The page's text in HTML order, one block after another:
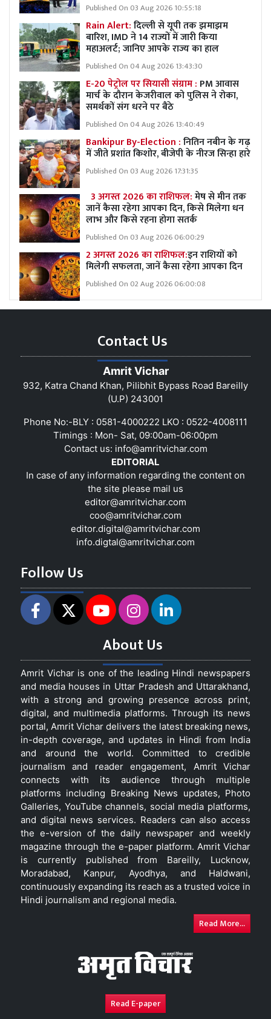
Published On 03 Aug 2026 10:55:18
Rain Alert:दिल्ली से यूपी तक झमाझम
बारिश, IMD ने 14 राज्यों में जारी किया
महाअलर्ट; जानिए आपके राज्य का हाल
Published On 04 Aug 2026 13:43:30
E-20 पेट्रोल पर सियासी संग्राम : PM आवास
मार्च के दौरान केजरीवाल को पुलिस ने रोका,
समर्थकों संग धरने पर बैठे
Published On 04 Aug 2026 13:40:49
Bankipur By-Election :नितिन नबीन के गढ़
में जीते प्रशांत किशोर, बीजेपी के नीरज सिन्हा हारे
Published On 03 Aug 2026 17:31:35
3 अगस्त 2026 का राशिफल:मेष से मीन तक
जानें कैसा रहेगा आपका दिन, किसे मिलेगा धन
लाभ और किसे रहना होगा सतर्क
Published On 03 Aug 2026 06:00:29
2 अगस्त 2026 का राशिफल:इन राशियों को
मिलेगी सफलता, जानें कैसा रहेगा आपका दिन
Published On 02 Aug 2026 06:00:08
Contact Us
Amrit Vichar
932, Katra Chand Khan, Pilibhit Bypass Road Bareilly
(U.P) 243001
Phone No:-BLY : 0581-4000222 LKO : 0522-4008111
Timings : Mon- Sat, 09:00am-06:00pm
Contact us: info@amritvichar.com
EDITORIAL
In case of any information regarding the content on
the site please mail us
editor@amritvichar.com
coo@amritvichar.com
editor.digital@amritvichar.com
info.digtal@amritvichar.com
Follow Us
About Us
Amrit Vichar is one of the leading Hindi newspapers
and media houses in Uttar Pradesh and Uttarakhand,
with a strong and growing presence across print,
digital, and multimedia platforms. Through its news
portal, Amrit Vichar delivers the latest breaking news,
in-depth coverage, and updates in Hindi from India
and around the world. Committed to credible
journalism and reader engagement, Amrit Vichar
connects with its audience through multiple
platforms including Breaking News updates, Photo
Galleries, YouTube channels, social media platforms,
and digital news services. Readers can also access
the e-version of the daily newspaper and weekly
magazine through the e-paper platform. Amrit Vichar
is currently published from Bareilly, Lucknow,
Moradabad, Kanpur, Ayodhya, and Haldwani,
continuously expanding its reach as a trusted voice in
Hindi journalism and regional media.
Read More...
Read E-paper